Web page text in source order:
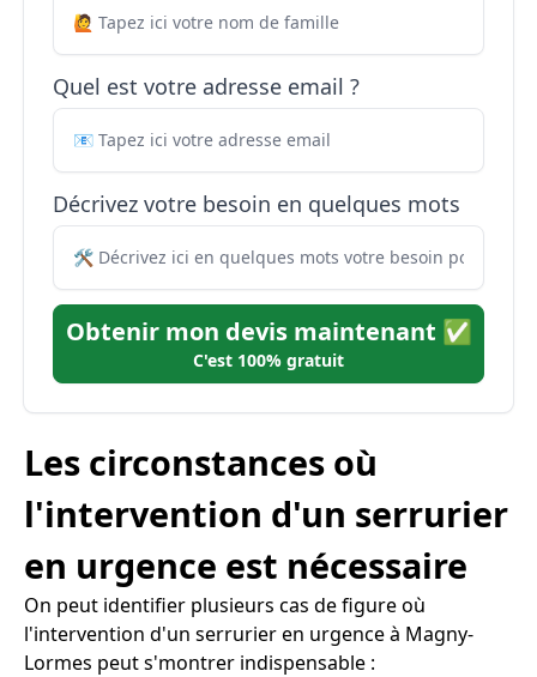
Quel est votre adresse email ?
Décrivez votre besoin en quelques mots
Obtenir mon devis maintenant ✅
C'est 100% gratuit
Les circonstances où
l'intervention d'un serrurier
en urgence est nécessaire
On peut identifier plusieurs cas de figure où
l'intervention d'un serrurier en urgence à Magny-
Lormes peut s'montrer indispensable :